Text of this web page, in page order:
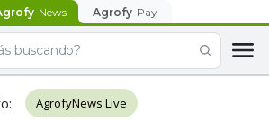
News Agrofy Pay
: AgrofyNews Live